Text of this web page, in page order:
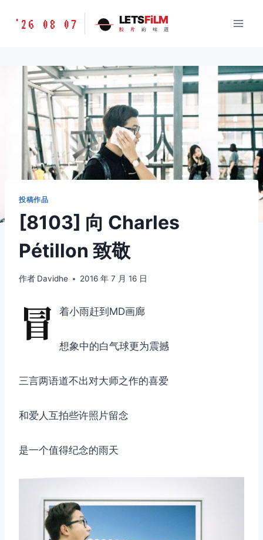
胶
味
LETSFILM
'26 08 07 LETSFiLM
胶 片 的 味 道
投稿作品
[8103] 向 Charles
Pétillon 致敬
作者 Davidhe 2016 年 7 月 16 日
冒 着小雨赶到MD画廊
想象中的白气球更为震撼
三言两语道不出对大师之作的喜爱
和爱人互拍些许照片留念
是一个值得纪念的雨天